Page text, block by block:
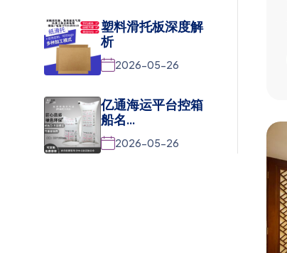
塑料滑托板深度解
析
2026-05-26
亿通海运平台控箱
船名...
2026-05-26